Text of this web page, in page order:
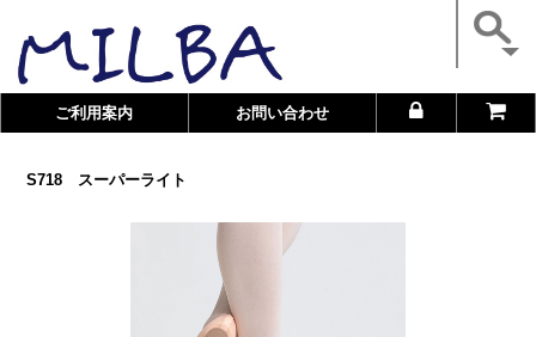
ご利用案内 お問い合わせ
S718 スーパーライト